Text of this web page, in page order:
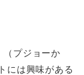
（プジョーか
には興味がある